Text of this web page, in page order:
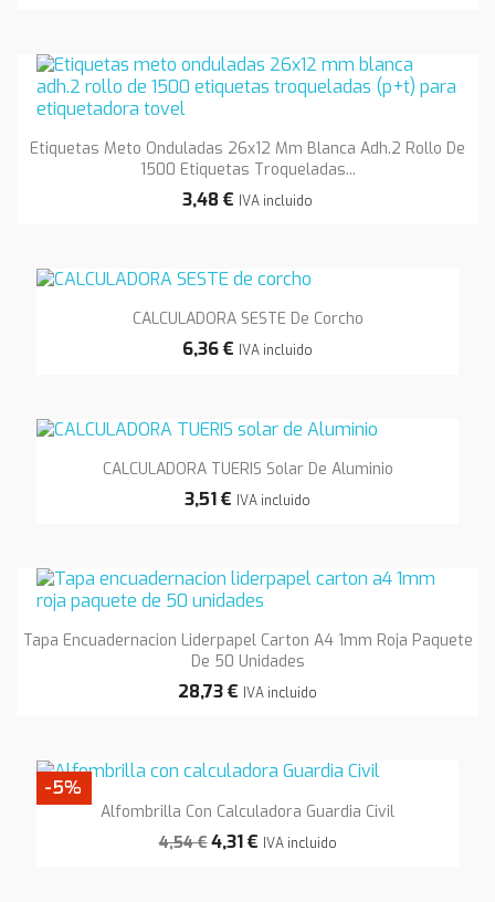
Etiquetas Meto Onduladas 26x12 Mm Blanca Adh.2 Rollo De
1500 Etiquetas Troqueladas...
3,48 € IVA incluido
CALCULADORA SESTE De Corcho
6,36 € IVA incluido
CALCULADORA TUERIS Solar De Aluminio
3,51 € IVA incluido
Tapa Encuadernacion Liderpapel Carton A4 1mm Roja Paquete
De 50 Unidades
28,73 € IVA incluido
Alfombrilla Con Calculadora Guardia Civil
4,54 €4,31 € IVA incluido
-5%